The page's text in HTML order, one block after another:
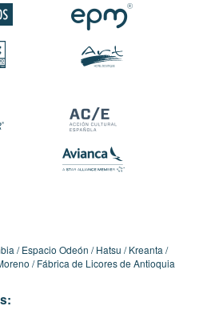
Espacio Odeón Hatsu
Kreanta
Fábrica de Licores de Antioquia